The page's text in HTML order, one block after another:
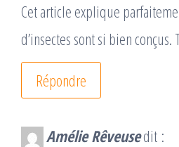
Cet article explique
d’insectes sont si bien
Répondre
Amélie Rêveusedit :